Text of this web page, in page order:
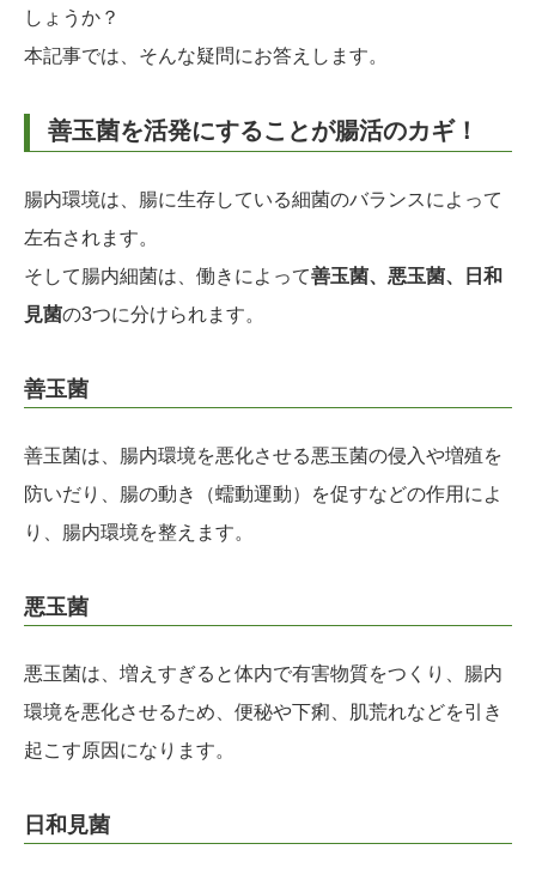
しょうか？
本記事では、そんな疑問にお答えします。
善玉菌を活発にすることが腸活のカギ！
腸内環境は、腸に生存している細菌のバランスによって
左右されます。
そして腸内細菌は、働きによって善玉菌、悪玉菌、日和
見菌の3つに分けられます。
善玉菌
善玉菌は、腸内環境を悪化させる悪玉菌の侵入や増殖を
防いだり、腸の動き（蠕動運動）を促すなどの作用によ
り、腸内環境を整えます。
悪玉菌
悪玉菌は、増えすぎると体内で有害物質をつくり、腸内
環境を悪化させるため、便秘や下痢、肌荒れなどを引き
起こす原因になります。
日和見菌